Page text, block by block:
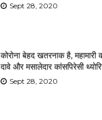
Sept 28, 2020
कोरोना बेहद खतरनाक है,
दावे और मसालेदार कांसपिरेसी
Sept 28, 2020